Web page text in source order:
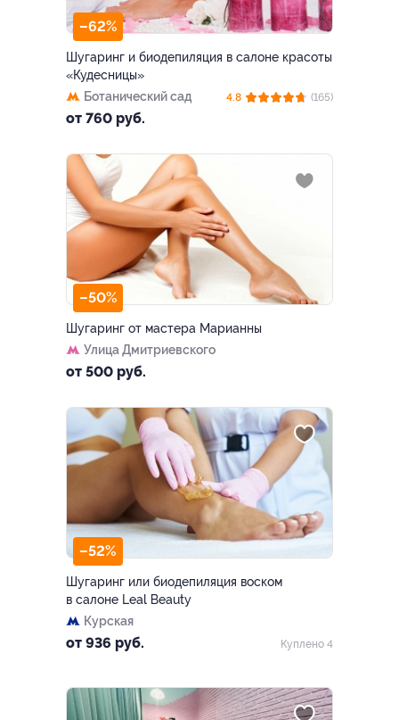
–62%
Шугаринг и биодепиляция в салоне красоты
«Кудесницы»
Ботанический сад
от 760 руб.
4.8 (165)
–50%
Шугаринг от мастера Марианны
Улица Дмитриевского
от 500 руб.
–52%
Шугаринг или биодепиляция воском
в салоне Leal Вeauty
Курская
от 936 руб. Куплено 4